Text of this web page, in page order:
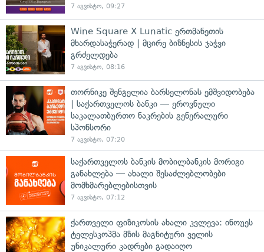
7 აგვისტო, 09:27
Wine Square X Lunatic ერთმანეთის
მხარდასაჭერად | მცირე ბიზნესის ჯაჭვი
გრძელდება
7 აგვისტო, 08:16
თორნიკე შენგელია ბარსელონას ემშვიდობება
| საქართველოს ბანკი — ეროვნული
საკალათბურთო ნაკრების გენერალური
სპონსორი
7 აგვისტო, 07:20
საქართველოს ბანკის მობილბანკის მორიგი
განახლება — ახალი შესაძლებლობები
მომხმარებლებისთვის
7 აგვისტო, 07:12
ქართველი ფიზიკოსის ახალი კვლევა: ინოუეს
ტელესკოპმა მზის მაგნიტური ველის
უნიკალური კადრები გადაიღო